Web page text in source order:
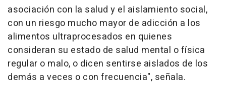
asociación con la salud y el aislamiento social,
con un riesgo mucho mayor de adicción a los
alimentos ultraprocesados en quienes
consideran su estado de salud mental o física
regular o malo, o dicen sentirse aislados de los
demás a veces o con frecuencia", señala.